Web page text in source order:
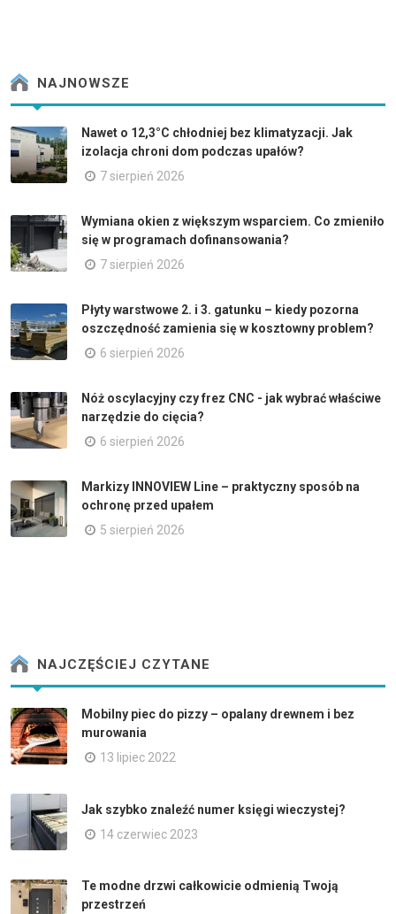
NAJNOWSZE
Nawet o 12,3°C chłodniej bez klimatyzacji. Jak
izolacja chroni dom podczas upałów?
7 sierpień 2026
Wymiana okien z większym wsparciem. Co zmieniło
się w programach dofinansowania?
7 sierpień 2026
Płyty warstwowe 2. i 3. gatunku – kiedy pozorna
oszczędność zamienia się w kosztowny problem?
6 sierpień 2026
Nóż oscylacyjny czy frez CNC - jak wybrać właściwe
narzędzie do cięcia?
6 sierpień 2026
Markizy INNOVIEW Line – praktyczny sposób na
ochronę przed upałem
5 sierpień 2026
NAJCZĘŚCIEJ CZYTANE
Mobilny piec do pizzy – opalany drewnem i bez
murowania
13 lipiec 2022
Jak szybko znaleźć numer księgi wieczystej?
14 czerwiec 2023
Te modne drzwi całkowicie odmienią Twoją
przestrzeń